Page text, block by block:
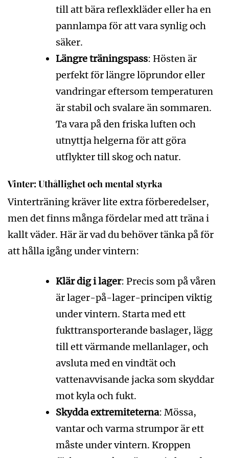
till att bära reflexkläder eller ha en
pannlampa för att vara synlig och
säker.
Längre träningspass: Hösten är
perfekt för längre löprundor eller
vandringar eftersom temperaturen
är stabil och svalare än sommaren.
Ta vara på den friska luften och
utnyttja helgerna för att göra
utflykter till skog och natur.
Vinter: Uthållighet och mental styrka
Vinterträning kräver lite extra förberedelser,
men det finns många fördelar med att träna i
kallt väder. Här är vad du behöver tänka på för
att hålla igång under vintern:
Klär dig i lager: Precis som på våren
är lager-på-lager-principen viktig
under vintern. Starta med ett
fukttransporterande baslager, lägg
till ett värmande mellanlager, och
avsluta med en vindtät och
vattenavvisande jacka som skyddar
mot kyla och fukt.
Skydda extremiteterna: Mössa,
vantar och varma strumpor är ett
måste under vintern. Kroppen